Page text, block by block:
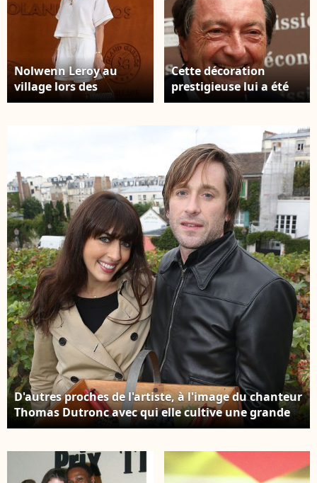
Nolwenn Leroy au
village lors des
Internationaux de
Bestimage
Cette décoration
prestigieuse lui a été
remise par son ami
Leclerc, sous
l'impulsion de Rachida
Dati. Audition de
Philippe Michaud,
president executif du
mouvement E. Leclerc,
et Michel-Edouard
Leclerc, president du
comite strategique et
porte-parole du
mouvement E. Leclerc
à l'Assemblee
nationale à Paris,
France, le 25 novembre
2025. ©
Michtof/PsnewZ/
D'autres proches de l'artiste, à l'image du chanteur
Thomas Dutronc avec qui elle cultive une grande
complicité, ont fait le déplacement pour célébrer
Nolwenn Leroy (parrain et marraine) - Fête des
Vendanges de Montmartre 2013 (80e anniversaire)